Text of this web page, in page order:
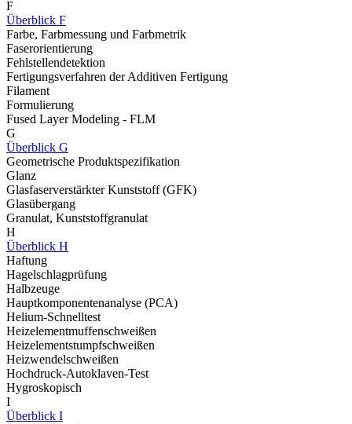
F
Überblick F
Farbe, Farbmessung und Farbmetrik
Faserorientierung
Fehlstellendetektion
Fertigungsverfahren der Additiven Fertigung
Filament
Formulierung
Fused Layer Modeling - FLM
G
Überblick G
Geometrische Produktspezifikation
Glanz
Glasfaserverstärkter Kunststoff (GFK)
Glasübergang
Granulat, Kunststoffgranulat
H
Überblick H
Haftung
Hagelschlagprüfung
Halbzeuge
Hauptkomponentenanalyse (PCA)
Helium-Schnelltest
Heizelementmuffenschweißen
Heizelementstumpfschweißen
Heizwendelschweißen
Hochdruck-Autoklaven-Test
Hygroskopisch
I
Überblick I